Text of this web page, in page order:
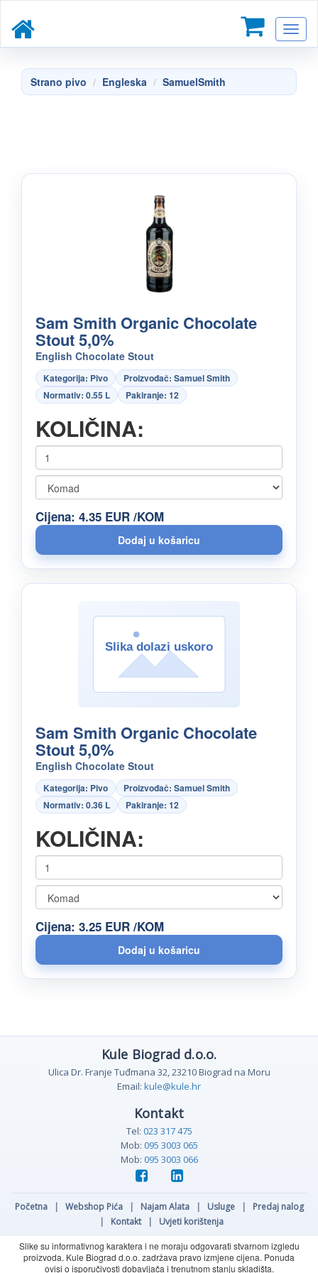
Strano pivo Engleska SamuelSmith
Sam Smith Organic Chocolate
Stout 5,0%
English Chocolate Stout
Kategorija: Pivo
Proizvođač: Samuel Smith
Normativ: 0.55 L
Pakiranje: 12
KOLIČINA:
Cijena: 4.35 EUR /KOM
Sam Smith Organic Chocolate
Stout 5,0%
English Chocolate Stout
Kategorija: Pivo
Proizvođač: Samuel Smith
Normativ: 0.36 L
Pakiranje: 12
KOLIČINA:
Cijena: 3.25 EUR /KOM
Kule Biograd d.o.o.
Ulica Dr. Franje Tuđmana 32, 23210 Biograd na Moru
Email: kule@kule.hr
Kontakt
Tel: 023 317 475
Mob: 095 3003 065
Mob: 095 3003 066
Početna | Webshop Pića | Najam Alata | Usluge |
Predaj nalog
|
Kontakt |
Uvjeti korištenja
Slike su informativnog karaktera i ne moraju odgovarati stvarnom izgledu
proizvoda. Kule Biograd d.o.o. zadržava pravo izmjene cijena. Ponuda
ovisi o isporučivosti dobavljača i trenutnom stanju skladišta.